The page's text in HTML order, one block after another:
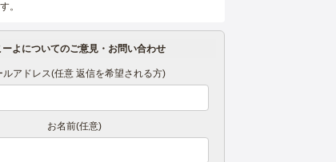
。
ーよについてのご意見・お問い合わせ
ルアドレス(任意 返信を希望される方)
お名前(任意)